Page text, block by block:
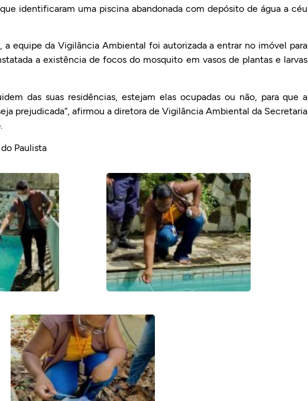
identificaram uma piscina abandonada com depósito de água a céu
a equipe da Vigilância Ambiental foi autorizada a entrar no imóvel para
a existência de focos do mosquito em vasos de plantas e larvas
das suas residências, estejam elas ocupadas ou não, para que a
prejudicada“, afirmou a diretora de Vigilância Ambiental da Secretaria
Paulista